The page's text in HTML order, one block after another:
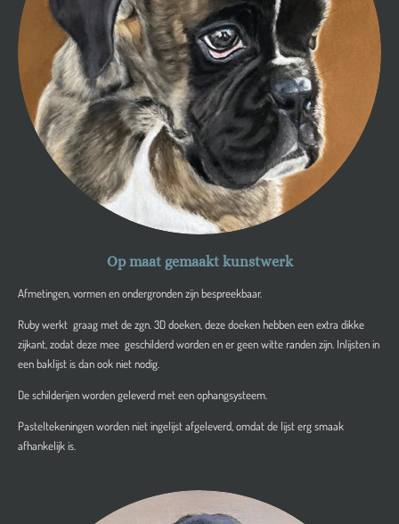
Op maat gemaakt kunstwerk
Afmetingen, vormen en ondergronden zijn bespreekbaar.
Ruby werkt graag met de zgn. 3D doeken, deze doeken hebben een extra dikke
zijkant, zodat deze mee geschilderd worden en er geen witte randen zijn. Inlijsten in
een baklijst is dan ook niet nodig.
De schilderijen worden geleverd met een ophangsysteem.
Pasteltekeningen worden niet ingelijst afgeleverd, omdat de lijst erg smaak
afhankelijk is.